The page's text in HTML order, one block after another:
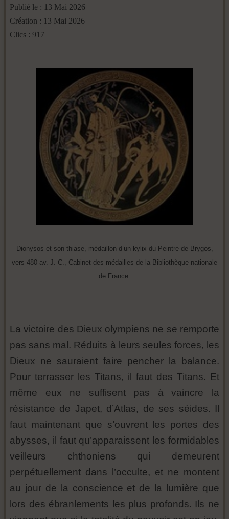
Publié le : 13 Mai 2026
Création : 13 Mai 2026
Clics : 917
Dionysos et son thiase, médaillon d’un kylix du Peintre de Brygos,
vers 480 av. J.-C., Cabinet des médailles de la Bibliothèque nationale
de France.
La victoire des Dieux olympiens ne se remporte
pas sans mal. Réduits à leurs seules forces, les
Dieux ne sauraient faire pencher la balance.
Pour terrasser les Titans, il faut des Titans. Et
même eux ne suffisent pas à vaincre la
résistance de Japet, d’Atlas, de ses séides. Il
faut maintenant que s’ouvrent les portes des
abysses, il faut qu’apparaissent les formidables
veilleurs chthoniens qui demeurent
perpétuellement dans l’occulte, et ne montent
au jour de la conscience et de la lumière que
lors des ébranlements les plus profonds. Ils ne